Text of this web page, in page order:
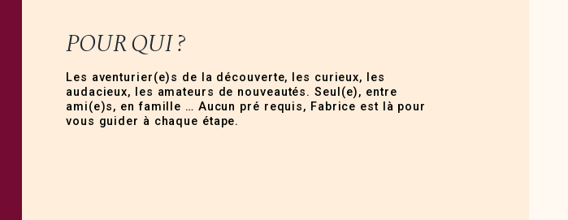
POUR QUI ?
Les aventurier(e)s de la découverte, les curieux, les
audacieux, les amateurs de nouveautés. Seul(e), entre
ami(e)s, en famille … Aucun pré requis, Fabrice est là pour
vous guider à chaque étape.